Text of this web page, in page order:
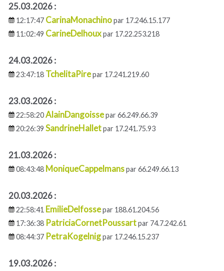
25.03.2026 :
12:17:47 CarinaMonachinopar 17.246.15.177
11:02:49 CarineDelhouxpar 17.22.253.218
24.03.2026 :
23:47:18 TchelitaPirepar 17.241.219.60
23.03.2026 :
22:58:20AlainDangoissepar 66.249.66.39
20:26:39 SandrineHalletpar 17.241.75.93
21.03.2026 :
08:43:48 MoniqueCappelmanspar 66.249.66.13
20.03.2026 :
22:58:41 EmilieDelfossepar 188.61.204.56
17:36:38 PatriciaCornetPoussartpar 74.7.242.61
08:44:37 PetraKogelnigpar 17.246.15.237
19.03.2026 :